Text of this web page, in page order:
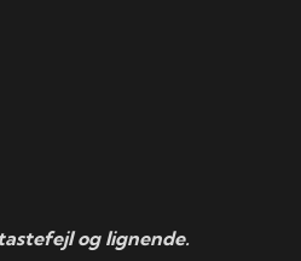
og lignende.